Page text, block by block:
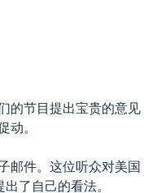
的节目提出宝贵的意见
动。
邮件。这位听众对美国
了自己的看法。